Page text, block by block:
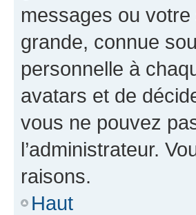
messages ou
grande, connue
personnelle à
avatars et de
vous ne pouvez
l’administrateur.
raisons.
Haut